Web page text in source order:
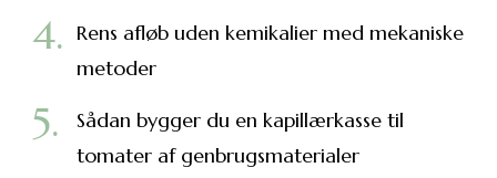
Rens afløb uden kemikalier med mekaniske
metoder
Sådan bygger du en kapillærkasse til
tomater af genbrugsmaterialer